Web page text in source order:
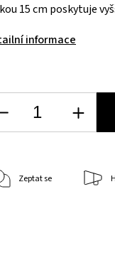
15 cm poskytuje
informace
Zeptat se